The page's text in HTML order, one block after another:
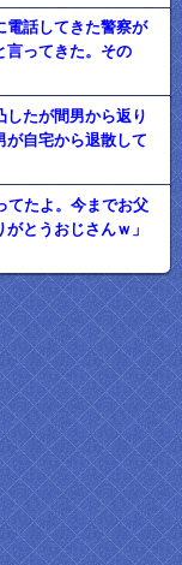
電話してきた警察が
言ってきた。その
たが間男から返り
が自宅から退散して
てたよ。今までお父
とうおじさんｗ」